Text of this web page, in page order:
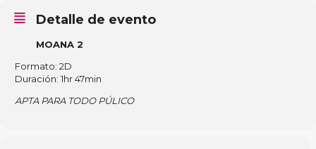
Detalle de evento
MOANA 2
Formato: 2D
Duración: 1hr 47min
APTA PARA TODO PÚLICO